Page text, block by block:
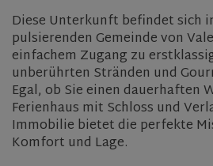
Diese Unterkunft befindet sich
pulsierenden Gemeinde von
einfachem Zugang zu
unberührten Stränden und
Egal, ob Sie einen dauerhaften
Ferienhaus mit Schloss und
Immobilie bietet die perfekte
Komfort und Lage.